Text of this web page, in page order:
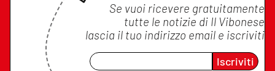
Se vuoi ricevere gratuitamente
tutte le notizie di Il Vibonese
lascia il tuo indirizzo email e iscriviti
Iscriviti